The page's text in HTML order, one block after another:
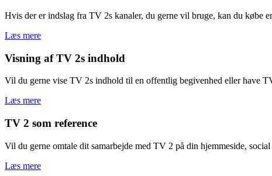
Hvis der er indslag fra TV 2s kanaler, du gerne vil bruge, kan du købe
Læs mere
Visning af TV 2s indhold
Vil du gerne vise TV 2s indhold til en offentlig begivenhed eller have
Læs mere
TV 2 som reference
Vil du gerne omtale dit samarbejde med TV 2 på din hjemmeside,
Læs mere